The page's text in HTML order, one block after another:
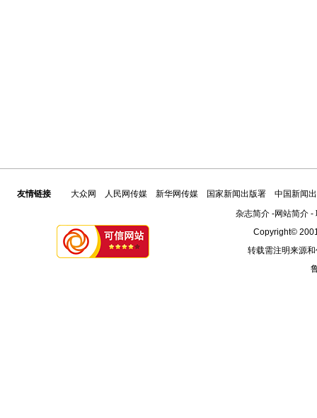
友情链接 大众网 人民网传媒 新华网传媒 国家新闻出版署
中国新闻
杂志简介-网站简介-
Copyright©
转载需注明来源